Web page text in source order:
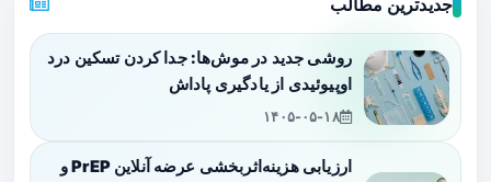
جدیدترین مطالب
روشی جدید در موش‌ها: جدا کردن تسکین درد
اوپیوئیدی از یادگیری پاداش
۱۴۰۵-۰۵-۱۸
ارزیابی هزینه‌اثربخشی عرضه آنلاین PrEP و